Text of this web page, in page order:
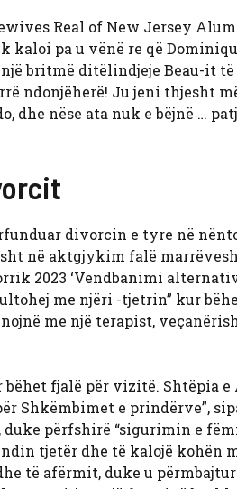
Real of New Jersey
kaloi pa u vënë re që
britmë ditëlindjeje Beau-it
ndonjëherë! Ju jeni thjesht
dhe nëse ata nuk e bëjnë …
divorcin e tyre në
në aktgjykim falë
2023 ‘Vendbanimi
me njëri -tjetrin” kur
me një terapist,
fjalë për vizitë. Shtëpia e
Shkëmbimet e prindërve”,
përfshirë “sigurimin e
tjetër dhe të kalojë kohën
të afërmit, duke u